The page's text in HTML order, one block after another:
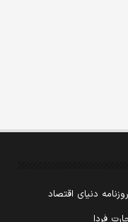
روزنامه دنیای اقتصاد